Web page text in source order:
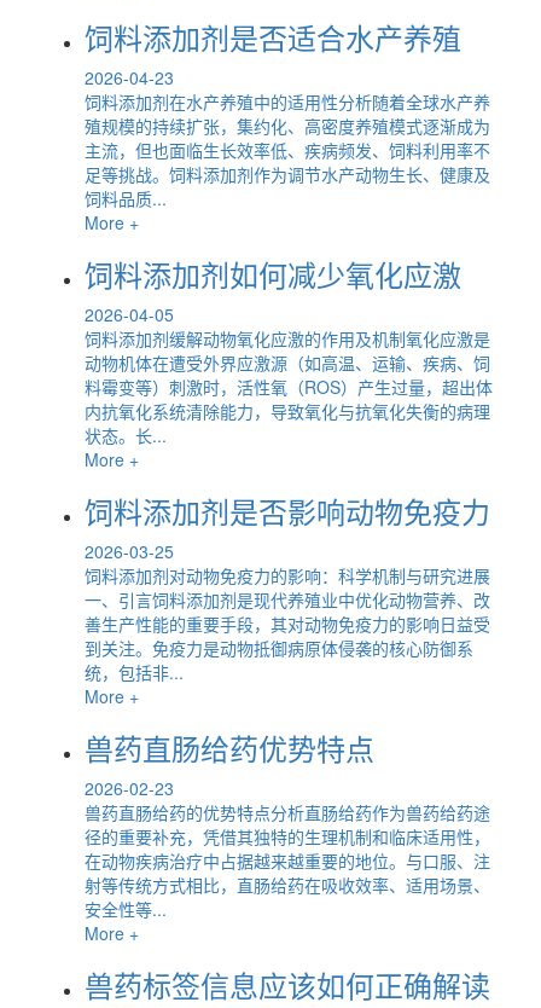
饲料添加剂是否适合水产养殖
2026-04-23
饲料添加剂在水产养殖中的适用性分析随着全球水产养
殖规模的持续扩张，集约化、高密度养殖模式逐渐成为
主流，但也面临生长效率低、疾病频发、饲料利用率不
足等挑战。饲料添加剂作为调节水产动物生长、健康及
饲料品质...
More +
饲料添加剂如何减少氧化应激
2026-04-05
饲料添加剂缓解动物氧化应激的作用及机制氧化应激是
动物机体在遭受外界应激源（如高温、运输、疾病、饲
料霉变等）刺激时，活性氧（ROS）产生过量，超出体
内抗氧化系统清除能力，导致氧化与抗氧化失衡的病理
状态。长...
More +
饲料添加剂是否影响动物免疫力
2026-03-25
饲料添加剂对动物免疫力的影响：科学机制与研究进展
一、引言饲料添加剂是现代养殖业中优化动物营养、改
善生产性能的重要手段，其对动物免疫力的影响日益受
到关注。免疫力是动物抵御病原体侵袭的核心防御系
统，包括非...
More +
兽药直肠给药优势特点
2026-02-23
兽药直肠给药的优势特点分析直肠给药作为兽药给药途
径的重要补充，凭借其独特的生理机制和临床适用性，
在动物疾病治疗中占据越来越重要的地位。与口服、注
射等传统方式相比，直肠给药在吸收效率、适用场景、
安全性等...
More +
兽药标签信息应该如何正确解读